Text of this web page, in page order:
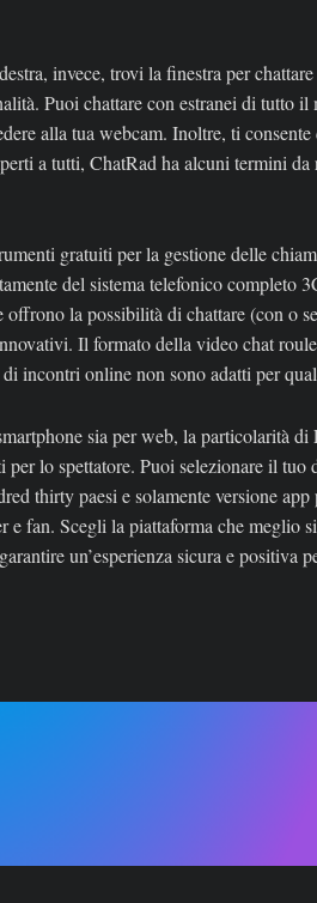
invece, trovi la finestra per
Puoi chattare con estranei di tutto il
alla tua webcam. Inoltre, ti
a tutti, ChatRad ha alcuni termini da
gratuiti per la gestione delle
del sistema telefonico completo
la possibilità di chattare (con o
Il formato della video chat
incontri online non sono adatti per
sia per web, la particolarità
lo spettatore. Puoi selezionare il tuo
thirty paesi e solamente versione app
fan. Scegli la piattaforma che meglio
un’esperienza sicura e positiva